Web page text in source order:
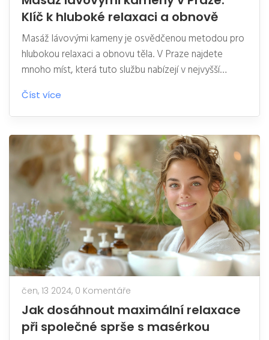
Klíč k hluboké relaxaci a obnově
Masáž lávovými kameny je osvědčenou metodou pro
hlubokou relaxaci a obnovu těla. V Praze najdete
mnoho míst, která tuto službu nabízejí v nejvyšší
kvalitě. Článek se zaměřuje na podstatu této terapie,
její přínosy, a na to, kde v Praze najdete ty nejlepší
maséry. Přinášíme také tipy, na co si dát pozor při
výběru maséra.
Číst více
čen, 13 2024, 0 Komentáře
Jak dosáhnout maximální relaxace
při společné sprše s masérkou